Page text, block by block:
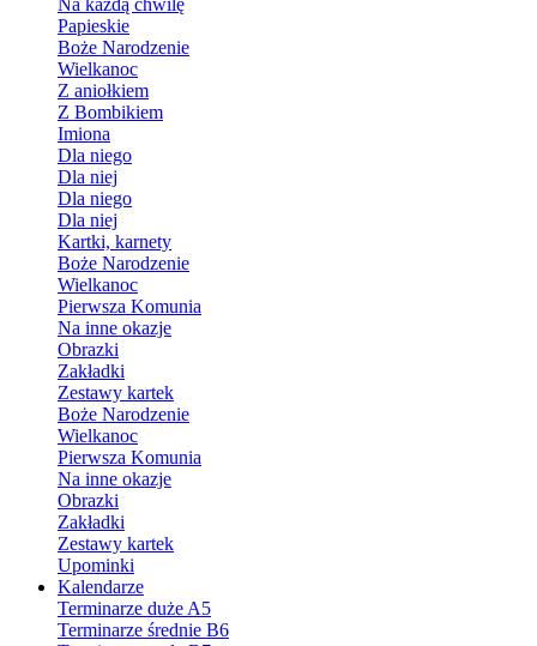
Na każdą chwilę
Papieskie
Boże Narodzenie
Wielkanoc
Z aniołkiem
Z Bombikiem
Imiona
Dla niego
Dla niej
Dla niego
Dla niej
Kartki, karnety
Boże Narodzenie
Wielkanoc
Pierwsza Komunia
Na inne okazje
Obrazki
Zakładki
Zestawy kartek
Boże Narodzenie
Wielkanoc
Pierwsza Komunia
Na inne okazje
Obrazki
Zakładki
Zestawy kartek
Upominki
Kalendarze
Terminarze duże A5
Terminarze średnie B6